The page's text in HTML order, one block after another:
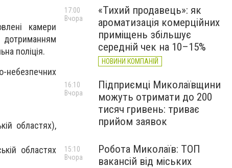
камери
поліція.
небезпечних
областях),
областях
«Тихий продавець»: як
ароматизація комерційних
приміщень збільшує
середній чек на 10–15%
НОВИНИ КОМПАНІЙ
17:00
Вчора
Підприємці Миколаївщини
можуть отримати до 200
тисяч гривень: триває
прийом заявок
16:10
Вчора
Робота Миколаїв: ТОП
вакансій від міських
15:10
Вчора